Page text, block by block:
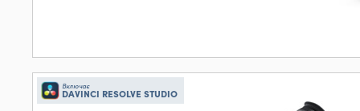
Включає
DAVINCI RESOLVE STUDIO